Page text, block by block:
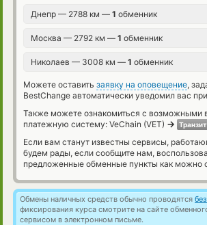
Днепр — 2788 км — 1 обменник
Москва — 2792 км — 1 обменник
Николаев — 3008 км — 1 обменник
Можете оставить заявку на оповещение,
BestChange автоматически уведомил вас
Также можете ознакомиться с возможными
платежную систему: VeChain (VET) →
Если вам станут известны сервисы,
будем рады, если сообщите нам,
предложенные обменные пункты как можно
Обмены наличных средств обычно проводятся
фиксирования курса смотрите на сайте
сервисом в электронном письме.